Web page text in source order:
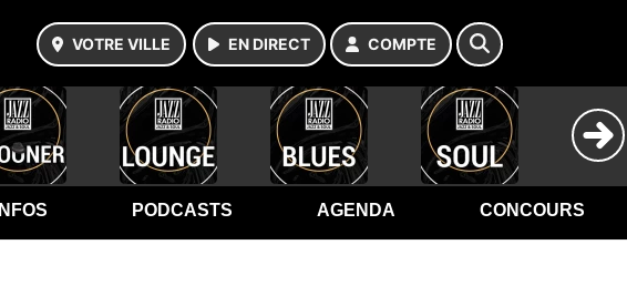
VOTRE VILLE EN DIRECT COMPTE
INFOS PODCASTS AGENDA CONCOURS